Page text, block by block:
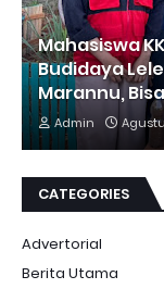
Mahasiswa
Budidaya
Marannu,
Admin
CATEGORIES
Advertorial
Berita Utama